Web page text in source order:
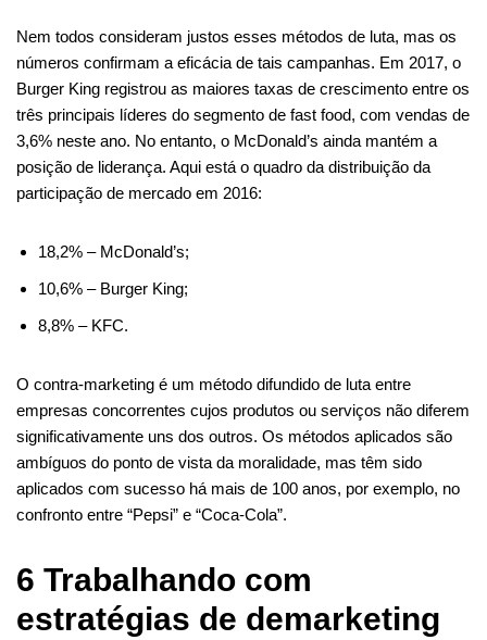
Nem todos consideram justos esses métodos de luta, mas os
números confirmam a eficácia de tais campanhas. Em 2017, o
Burger King registrou as maiores taxas de crescimento entre os
três principais líderes do segmento de fast food, com vendas de
3,6% neste ano. No entanto, o McDonald’s ainda mantém a
posição de liderança. Aqui está o quadro da distribuição da
participação de mercado em 2016:
18,2% – McDonald’s;
10,6% – Burger King;
8,8% – KFC.
O contra-marketing é um método difundido de luta entre
empresas concorrentes cujos produtos ou serviços não diferem
significativamente uns dos outros. Os métodos aplicados são
ambíguos do ponto de vista da moralidade, mas têm sido
aplicados com sucesso há mais de 100 anos, por exemplo, no
confronto entre “Pepsi” e “Coca-Cola”.
6 Trabalhando com
estratégias de demarketing